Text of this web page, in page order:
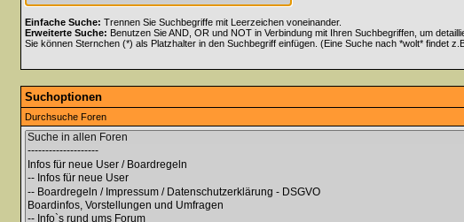
Einfache Suche: Trennen Sie Suchbegriffe mit Leerzeichen voneinander.
Erweiterte Suche: Benutzen Sie AND, OR und NOT in Verbindung mit Ihren Suchbegriffen, um
Sie können Sternchen (*) als Platzhalter in den Suchbegriff einfügen. (Eine Suche nach *wolt* findet
Suchoptionen
Durchsuche Foren